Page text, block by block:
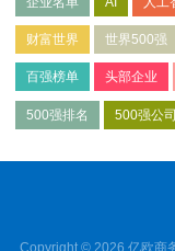
财富世界 世界500强
百强榜单 头部企业
500强排名 500强公司
Copyright © 2026 亿欧商